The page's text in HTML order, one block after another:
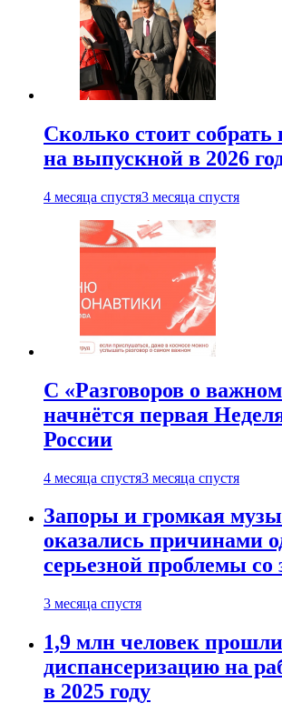
Сколько стоит
на выпускной в 2026
4 месяца спустя3 месяца спустя
С «Разговоров о
начнётся первая
России
4 месяца спустя3 месяца спустя
Запоры и громкая
оказались причинами
серьезной проблемы со
3 месяца спустя
1,9 млн человек прошли
диспансеризацию на
в 2025 году